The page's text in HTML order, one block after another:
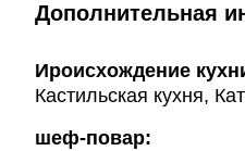
Дополнительная
Ироисхождение
Кастильская кухня,
шеф-повар: